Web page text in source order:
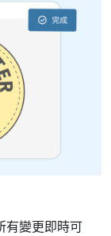
有變更即時可